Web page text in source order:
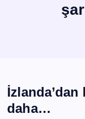
İzlanda’dan
daha…